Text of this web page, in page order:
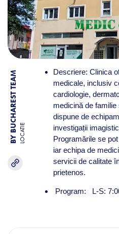
BY BUCHAREST TEAM LOCATIE
Descriere: Clinica
medicale, inclusiv
cardiologie,
medicină de
dispune de
investigații
Programările se
iar echipa de
servicii de calitate
prietenos.
Program: L-S: